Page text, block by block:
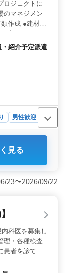
ロジェクトに
のマネジメン
作成 ●建材を
紹介予定派遣
男性歓迎
施工管理の
参加できま
高年向けの
＜経験を
験豊富な
長く働ける
見る
23〜2026/09/22
科医を募集し
理・各種検査
者を診て頂
医療を担って
生は是非私た